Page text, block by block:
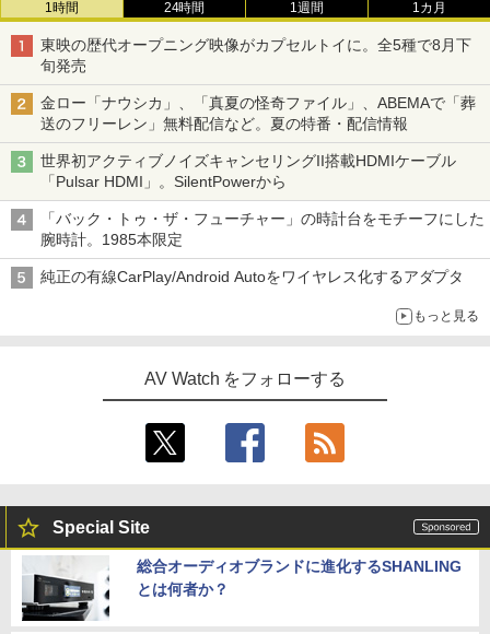
1時間 24時間 1週間 1カ月
東映の歴代オープニング映像がカプセルトイに。全5種で8月下
旬発売
金ロー「ナウシカ」、「真夏の怪奇ファイル」、ABEMAで「葬
送のフリーレン」無料配信など。夏の特番・配信情報
世界初アクティブノイズキャンセリングII搭載HDMIケーブル
「Pulsar HDMI」。SilentPowerから
「バック・トゥ・ザ・フューチャー」の時計台をモチーフにした
腕時計。1985本限定
純正の有線CarPlay/Android Autoをワイヤレス化するアダプタ
もっと見る
AV Watch をフォローする
Special Site
総合オーディオブランドに進化するSHANLING
とは何者か？